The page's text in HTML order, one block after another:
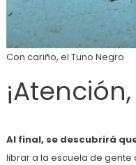
Con cariño, el Tuno Negro
Al final, se descubrirá
librar a la escuela de gente